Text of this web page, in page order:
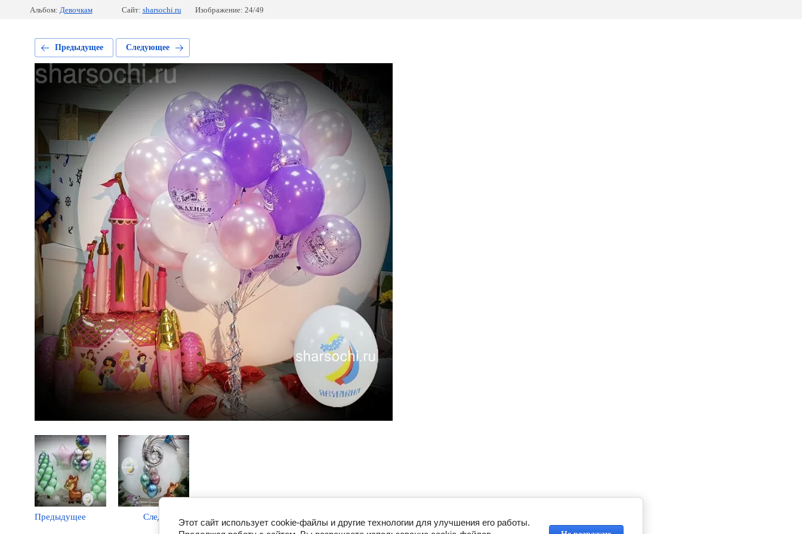
Альбом: Девочкам Сайт: sharsochi.ru Изображение: 24/49
Предыдущее Следующее
Предыдущее Следующее
Этот сайт использует cookie-файлы и другие технологии для улучшения его работы.